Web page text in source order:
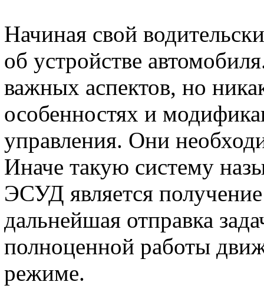
Начиная свой
об устройстве
важных аспектов, но
особенностях и
управления. Они
Иначе такую систему
ЭСУД является
дальнейшая отправка
полноценной работы
режиме.